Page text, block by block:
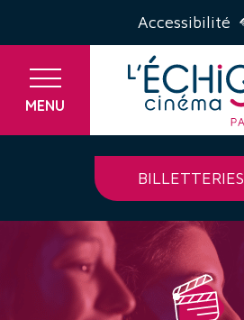
Accessibilité
MENU
BILLETTERIES